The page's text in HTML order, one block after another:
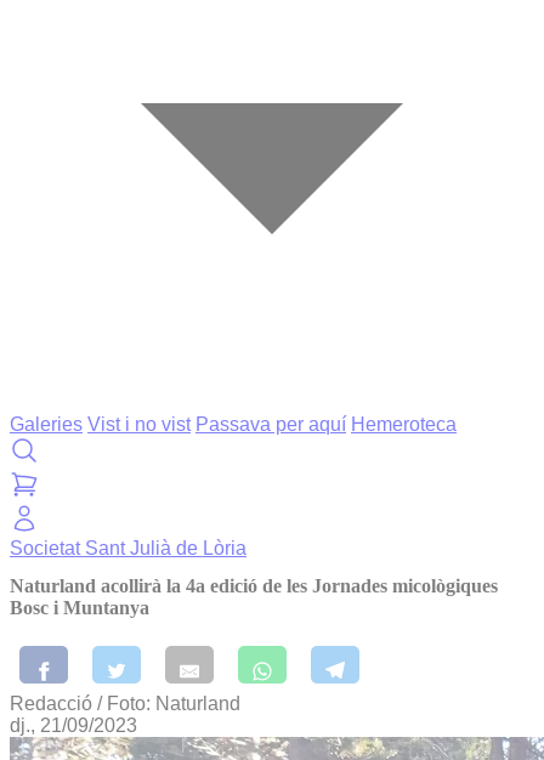
Galeries Vist i no vist Passava per aquí Hemeroteca
Societat Sant Julià de Lòria
Naturland acollirà la 4a edició de les Jornades micològiques
Bosc i Muntanya
Redacció / Foto: Naturland
dj., 21/09/2023